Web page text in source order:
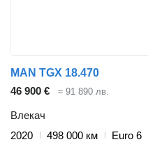
MAN TGX 18.470
46 900 €
≈ 91 890 лв.
Влекач
2020
498 000 км
Euro 6